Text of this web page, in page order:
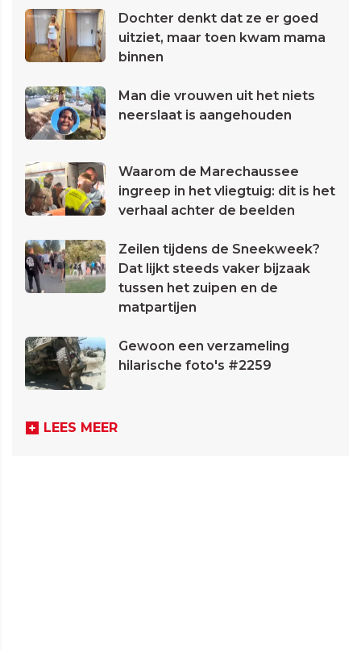
Dochter denkt dat ze er goed
uitziet, maar toen kwam mama
binnen
Man die vrouwen uit het niets
neerslaat is aangehouden
Waarom de Marechaussee
ingreep in het vliegtuig: dit is het
verhaal achter de beelden
Zeilen tijdens de Sneekweek?
Dat lijkt steeds vaker bijzaak
tussen het zuipen en de
matpartijen
Gewoon een verzameling
hilarische foto's #2259
LEES MEER